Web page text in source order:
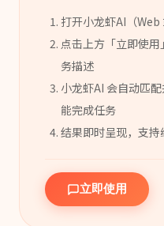
打开小龙虾AI（Web
点击上方「立即使
务描述
小龙虾AI 会自动匹
能完成任务
结果即时呈现，支持
立即使用